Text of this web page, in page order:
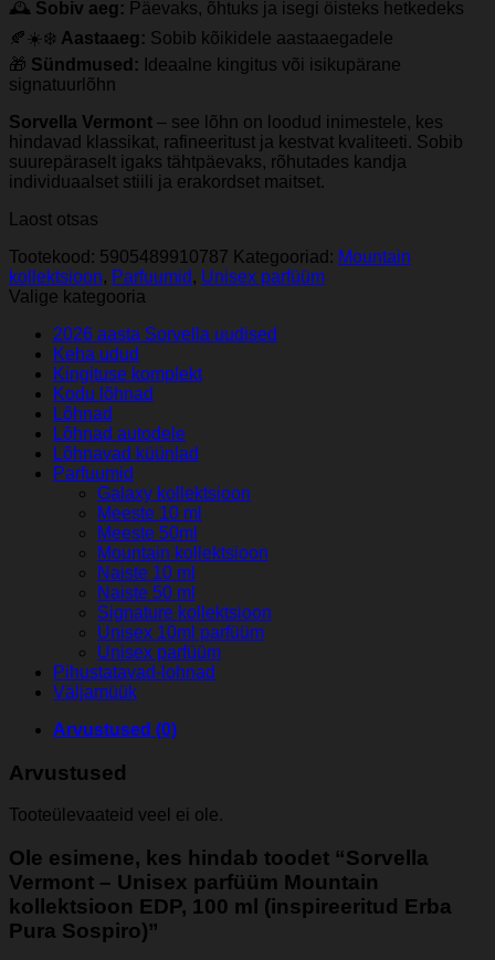
🕰️ Sobiv aeg: Päevaks, õhtuks ja isegi öisteks hetkedeks
🍂☀️❄️ Aastaaeg: Sobib kõikidele aastaaegadele
🎁 Sündmused: Ideaalne kingitus või isikupärane
signatuurlõhn
Sorvella Vermont – see lõhn on loodud inimestele, kes
hindavad klassikat, rafineeritust ja kestvat kvaliteeti. Sobib
suurepäraselt igaks tähtpäevaks, rõhutades kandja
individuaalset stiili ja erakordset maitset.
Laost otsas
Tootekood: 5905489910787 Kategooriad: Mountain
kollektsioon, Parfuumid , Unisex parfüüm
Valige kategooria
2026 aasta Sorvella uudised
Keha udud
Kingituse komplekt
Kodu lõhnad
Lõhnad
Lõhnad autodele
Lõhnavad küünlad
Parfuumid
Galaxy kollektsioon
Meeste 10 ml
Meeste 50ml
Mountain kollektsioon
Naiste 10 ml
Naiste 50 ml
Signature kollektsioon
Unisex 10ml parfüüm
Unisex parfüüm
Pihustatavad-lohnad
Väljamüük
Arvustused (0)
Arvustused
Tooteülevaateid veel ei ole.
Ole esimene, kes hindab toodet “Sorvella
Vermont – Unisex parfüüm Mountain
kollektsioon EDP, 100 ml (inspireeritud Erba
Pura Sospiro)”